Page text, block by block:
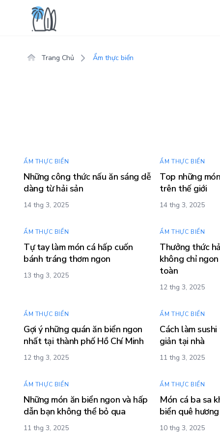
Trang Chủ Ẩm thực biển
ẨM THỰC BIỂN
Những công thức nấu ăn sáng dễ
dàng từ hải sản
14 thg 3, 2025
ẨM THỰC BIỂN
Top những
trên thế giới
14 thg 3, 2025
ẨM THỰC BIỂN
Tự tay làm món cá hấp cuốn
bánh tráng thơm ngon
13 thg 3, 2025
ẨM THỰC BIỂN
Thưởng thức
không chỉ
toàn
12 thg 3, 2025
ẨM THỰC BIỂN
Gợi ý những quán ăn biển ngon
nhất tại thành phố Hồ Chí Minh
12 thg 3, 2025
ẨM THỰC BIỂN
Cách làm
giản tại nhà
11 thg 3, 2025
ẨM THỰC BIỂN
Những món ăn biển ngon và hấp
dẫn bạn không thể bỏ qua
11 thg 3, 2025
ẨM THỰC BIỂN
Món cá ba sa
biển quê hương
10 thg 3, 2025